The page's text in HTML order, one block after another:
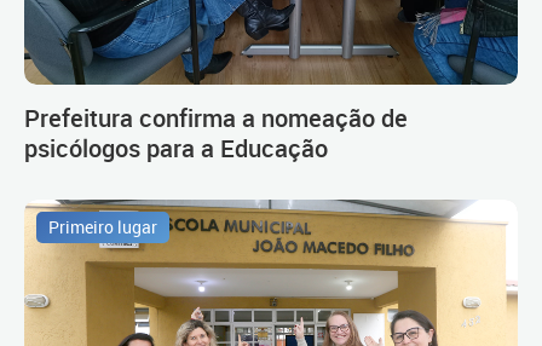
Prefeitura confirma a nomeação de
psicólogos para a Educação
Primeiro lugar